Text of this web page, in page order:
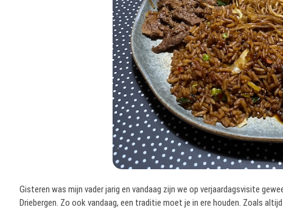
Gisteren was mijn vader jarig en vandaag zijn we op verjaardagsvisite
Driebergen. Zo ook vandaag, een traditie moet je in ere houden. Zoals